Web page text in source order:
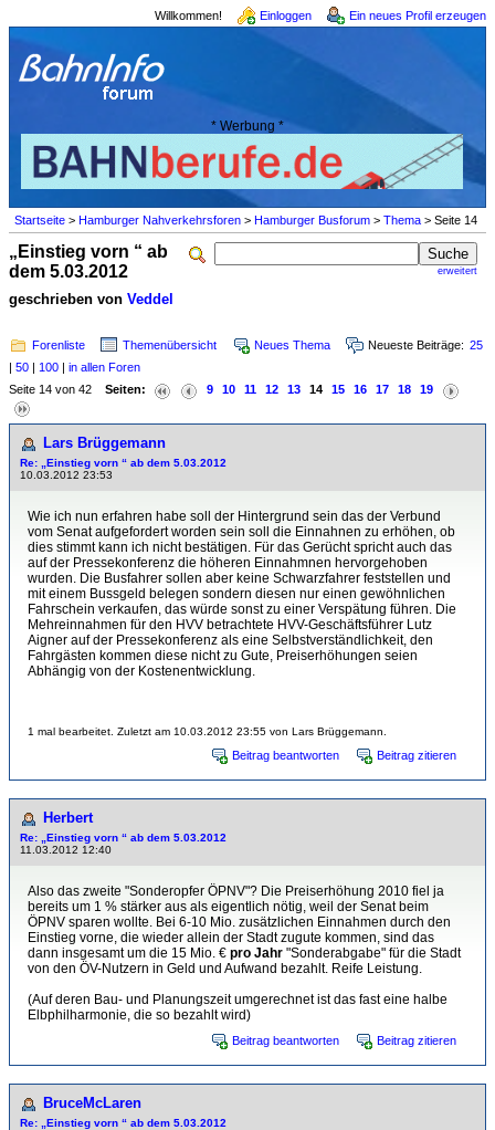
Willkommen! Einloggen Ein neues Profil erzeugen
* Werbung *
Startseite > Hamburger Nahverkehrsforen > Hamburger Busforum > Thema > Seite 14
erweitert
„Einstieg vorn “ ab
dem 5.03.2012
geschrieben von Veddel
Forenliste Themenübersicht Neues Thema Neueste Beiträge: 25
| 50 | 100 | in allen Foren
Seite 14 von 42 Seiten: 9 10 11 12 13 14 15 16 17 18 19
Lars Brüggemann
Re: „Einstieg vorn “ ab dem 5.03.2012
10.03.2012 23:53
Wie ich nun erfahren habe soll der Hintergrund sein das der Verbund
vom Senat aufgefordert worden sein soll die Einnahnen zu erhöhen, ob
dies stimmt kann ich nicht bestätigen. Für das Gerücht spricht auch das
auf der Pressekonferenz die höheren Einnahmnen hervorgehoben
wurden. Die Busfahrer sollen aber keine Schwarzfahrer feststellen und
mit einem Bussgeld belegen sondern diesen nur einen gewöhnlichen
Fahrschein verkaufen, das würde sonst zu einer Verspätung führen. Die
Mehreinnahmen für den HVV betrachtete HVV-Geschäftsführer Lutz
Aigner auf der Pressekonferenz als eine Selbstverständlichkeit, den
Fahrgästen kommen diese nicht zu Gute, Preiserhöhungen seien
Abhängig von der Kostenentwicklung.
1 mal bearbeitet. Zuletzt am 10.03.2012 23:55 von Lars Brüggemann.
Beitrag beantworten Beitrag zitieren
Herbert
Re: „Einstieg vorn “ ab dem 5.03.2012
11.03.2012 12:40
Also das zweite "Sonderopfer ÖPNV"? Die Preiserhöhung 2010 fiel ja
bereits um 1 % stärker aus als eigentlich nötig, weil der Senat beim
ÖPNV sparen wollte. Bei 6-10 Mio. zusätzlichen Einnahmen durch den
Einstieg vorne, die wieder allein der Stadt zugute kommen, sind das
dann insgesamt um die 15 Mio. € pro Jahr "Sonderabgabe" für die Stadt
von den ÖV-Nutzern in Geld und Aufwand bezahlt. Reife Leistung.
(Auf deren Bau- und Planungszeit umgerechnet ist das fast eine halbe
Elbphilharmonie, die so bezahlt wird)
Beitrag beantworten Beitrag zitieren
BruceMcLaren
Re: „Einstieg vorn “ ab dem 5.03.2012